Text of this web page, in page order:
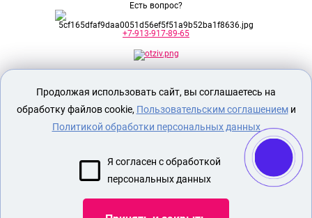
Есть вопрос?
+7-913-917-89-65
Секс шоп Доктор Любви
исключительно для лиц старше 18 лет!
Евразийского соответствия.
ОПЛАТА И ДОСТАВКА
СЕКС ИГРУШКИ
Продолжая использовать сайт, вы соглашаетесь на
обработку файлов cookie, Пользовательским соглашениеми
Политикой обработки персональных данных
Я согласен с обработкой
персональных данных